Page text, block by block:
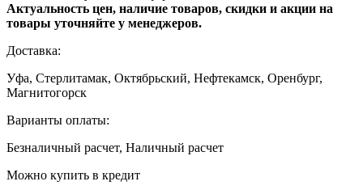
Актуальность цен, наличие товаров, скидки и акции на
товары уточняйте у менеджеров.
Доставка:
Уфа, Стерлитамак, Октябрьский, Нефтекамск, Оренбург,
Магнитогорск
Варианты оплаты:
Безналичный расчет, Наличный расчет
Можно купить в кредит